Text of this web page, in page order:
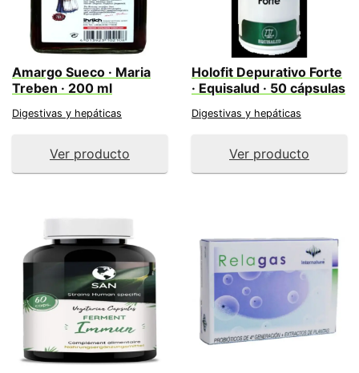
Amargo Sueco · Maria
Treben · 200 ml
Digestivas y hepáticas
Ver producto
Holofit Depurativo Forte
· Equisalud · 50 cápsulas
Digestivas y hepáticas
Ver producto